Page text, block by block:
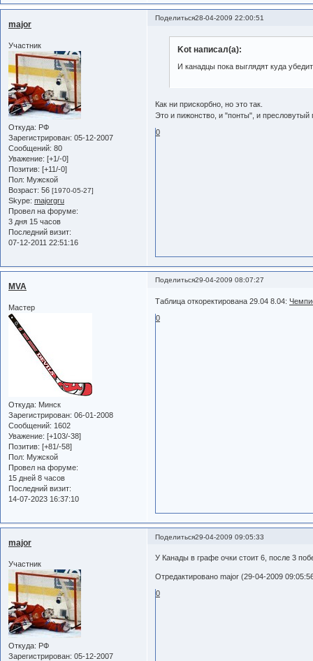
Поделиться28-04-2009 22:00:51
major
Участник
Откуда: РФ
Зарегистрирован: 05-12-2007
Сообщений: 80
Уважение: [+1/-0]
Позитив: [+11/-0]
Пол: Мужской
Возраст: 56 [1970-05-27]
Skype: majorgru
Провел на форуме:
3 дня 15 часов
Последний визит:
07-12-2011 22:51:16
Kot написал(а):
И канадцы пока выглядят куда
Как ни прискорбно, но это так.
Это и пижонство, и "понты", и
0
Поделиться29-04-2009 08:07:27
MVA
Мастер
Откуда: Минск
Зарегистрирован: 06-01-2008
Сообщений: 1602
Уважение: [+103/-38]
Позитив: [+81/-58]
Пол: Мужской
Провел на форуме:
15 дней 8 часов
Последний визит:
14-07-2023 16:37:10
Таблица откоректирована 29.04 8.04:
0
Поделиться29-04-2009 09:05:33
major
Участник
Откуда: РФ
Зарегистрирован: 05-12-2007
У Канады в графе очки стоит 6, после 3
Отредактировано major (29-04-2009
0